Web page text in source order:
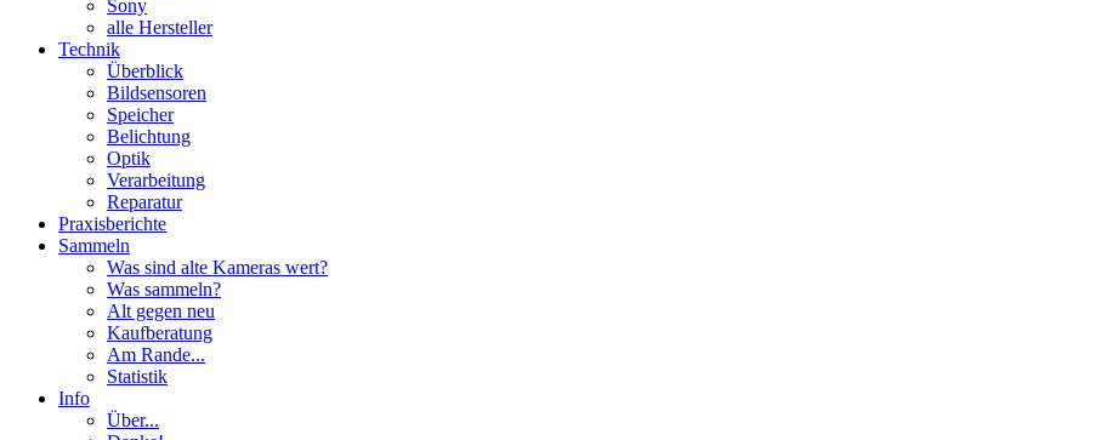
Sony
alle Hersteller
Technik
Überblick
Bildsensoren
Speicher
Belichtung
Optik
Verarbeitung
Reparatur
Praxisberichte
Sammeln
Was sind alte Kameras wert?
Was sammeln?
Alt gegen neu
Kaufberatung
Am Rande...
Statistik
Info
Über...